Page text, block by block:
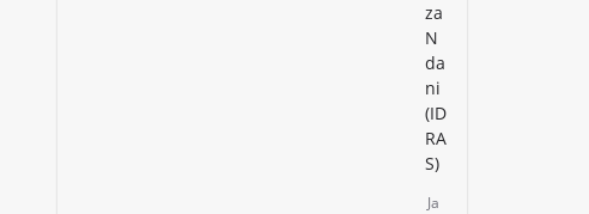
za
N
da
ni
(ID
RA
S)
Ja